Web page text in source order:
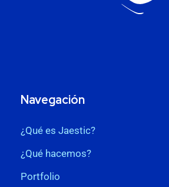
Navegación
¿Qué es Jaestic?
¿Qué hacemos?
Portfolio